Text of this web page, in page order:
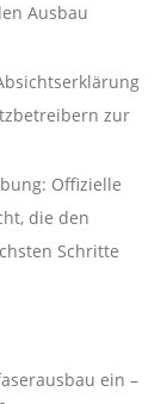
Ausbau
zur
Offizielle
die den
Schritte
ein –